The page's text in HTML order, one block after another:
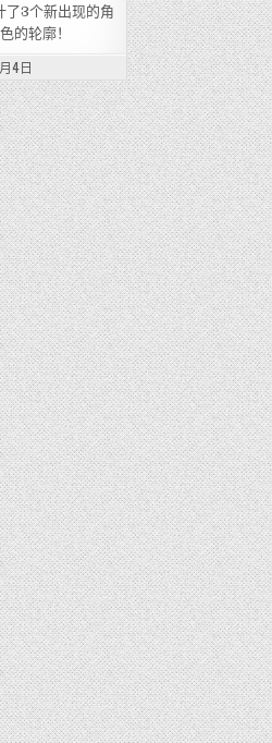
3个新出现的角
的轮廓！
4日